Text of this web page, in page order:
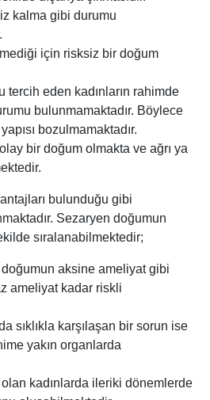
kalma gibi durumu
için risksiz bir doğum
tercih eden kadınların rahimde
bulunmamaktadır. Böylece
bozulmamaktadır.
bir doğum olmakta ve ağrı ya
bulunduğu gibi
Sezaryen doğumun
sıralanabilmektedir;
aksine ameliyat gibi
ameliyat kadar riskli
sıklıkla karşılaşan bir sorun ise
yakın organlarda
kadınlarda ileriki dönemlerde